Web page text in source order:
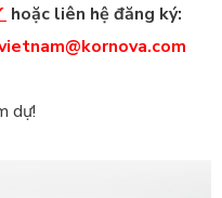
hoặc liên hệ đăng ký:
dự!